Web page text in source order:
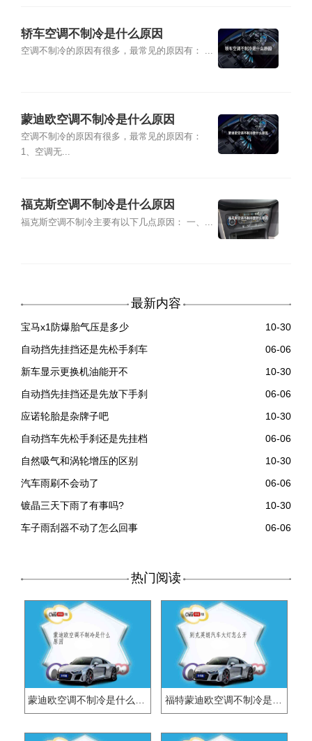
轿车空调不制冷是什么原因
空调不制冷的原因有很多，最常见的原因有： ...
蒙迪欧空调不制冷是什么原因
空调不制冷的原因有很多，最常见的原因有：
1、空调无...
福克斯空调不制冷是什么原因
福克斯空调不制冷主要有以下几点原因： 一、...
最新内容
宝马x1防爆胎气压是多少
10-30
自动挡先挂挡还是先松手刹车
06-06
新车显示更换机油能开不
10-30
自动挡先挂挡还是先放下手刹
06-06
应诺轮胎是杂牌子吧
10-30
自动挡车先松手刹还是先挂档
06-06
自然吸气和涡轮增压的区别
10-30
汽车雨刷不会动了
06-06
镀晶三天下雨了有事吗?
10-30
车子雨刮器不动了怎么回事
06-06
热门阅读
蒙迪欧空调不制冷是什么原因 福特蒙迪欧空调不制冷是什么原因？